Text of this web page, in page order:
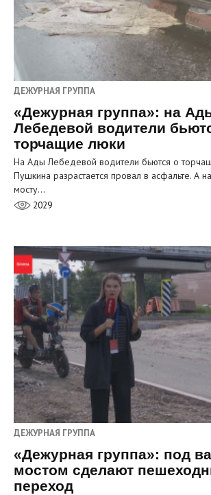
ДЕЖУРНАЯ ГРУППА
«Дежурная группа»: на
Лебедевой водители
торчащие люки
На Ады Лебедевой водители бьются о
Пушкина разрастается провал в асфальте. А
мосту…
2029
ДЕЖУРНАЯ ГРУППА
«Дежурная группа»: под
мостом сделают
переход